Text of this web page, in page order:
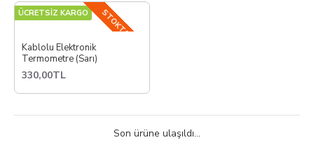
ÜCRETSİZ KARGO STOKTA YOK
Kablolu Elektronik
Termometre (Sarı)
330,00TL
Son ürüne ulaşıldı...